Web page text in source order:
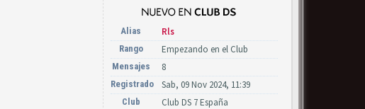
Alias Rls
Rango Empezando en el Club
Mensajes 8
Registrado Sab, 09 Nov 2024, 11:39
Club Club DS 7 España